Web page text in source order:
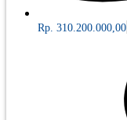
Rp. 310.200.000,00